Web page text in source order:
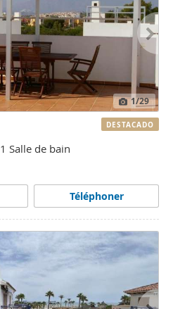
1/29
1 Salle de bain
Téléphoner
DESTACADO